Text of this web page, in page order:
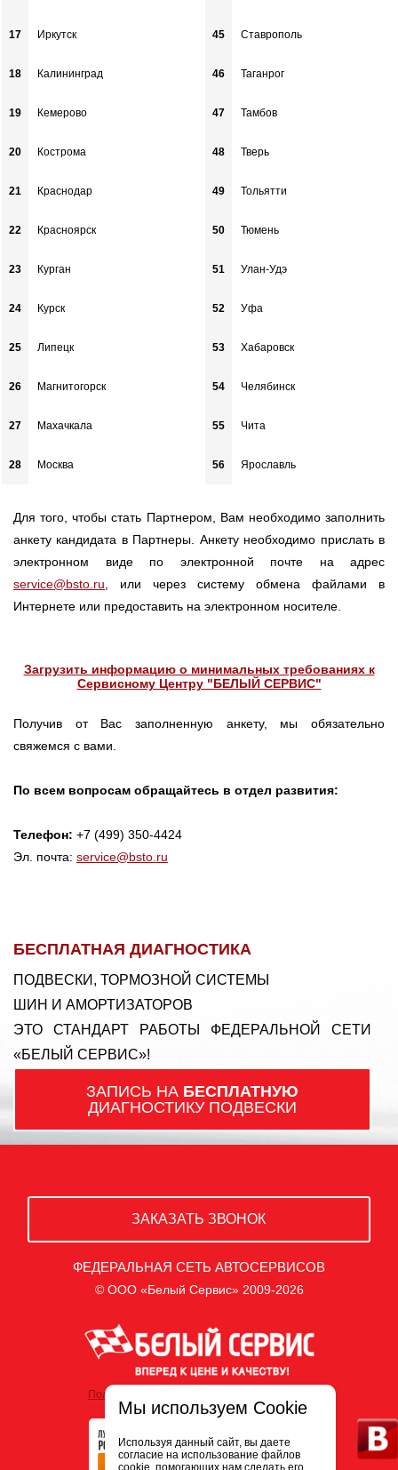
17 Иркутск
18 Калининград
19 Кемерово
20 Кострома
21 Краснодар
22 Красноярск
23 Курган
24 Курск
25 Липецк
26 Магнитогорск
27 Махачкала
28 Москва
45 Ставрополь
46 Таганрог
47 Тамбов
48 Тверь
49 Тольятти
50 Тюмень
51 Улан-Удэ
52 Уфа
53 Хабаровск
54 Челябинск
55 Чита
56 Ярославль
Для того, чтобы стать Партнером, Вам необходимо заполнить
анкету кандидата в Партнеры. Анкету необходимо прислать в
электронном виде по электронной почте на адрес
service@bsto.ru , или через систему обмена файлами в
Интернете или предоставить на электронном носителе.
Загрузить информацию о минимальных требованиях к
Сервисному Центру "БЕЛЫЙ СЕРВИС"
Получив от Вас заполненную анкету, мы обязательно
свяжемся с вами.
По всем вопросам обращайтесь в отдел развития:
Телефон: +7 (499) 350-4424
Эл. почта: service@bsto.ru
БЕСПЛАТНАЯ ДИАГНОСТИКА
ПОДВЕСКИ, ТОРМОЗНОЙ СИСТЕМЫ
ШИН И АМОРТИЗАТОРОВ
ЭТО СТАНДАРТ РАБОТЫ ФЕДЕРАЛЬНОЙ СЕТИ
«БЕЛЫЙ СЕРВИС»!
ЗАПИСЬ НА БЕСПЛАТНУЮ
ДИАГНОСТИКУ ПОДВЕСКИ
ЗАКАЗАТЬ ЗВОНОК
ФЕДЕРАЛЬНАЯ СЕТЬ АВТОСЕРВИСОВ
© ООО «Белый Сервис» 2009-2026
Политика обработки персональных данных
Мы используем Cookie
Используя данный сайт, вы даете
согласие на использование файлов
cookie, помогающих нам сделать его